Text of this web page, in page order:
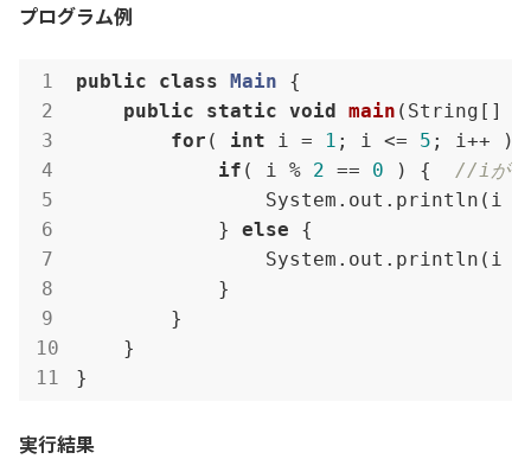
プログラム例
public class Main
{
public
static void main (String[]
for ( int i = 1 ; i <= 5 ; i++ )
if ( i % 2 == 0 ) { //iが偶
System.out.println(i
            }
else {
System.out.println(i
            }
        }
    }
}
実行結果